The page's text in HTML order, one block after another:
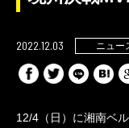
2022.12.03 ニュー
12/4（日）に湘南ベ